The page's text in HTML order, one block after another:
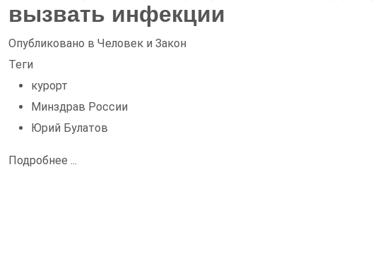
вызвать инфекции
Опубликовано в Человек и Закон
Теги
курорт
Минздрав России
Юрий Булатов
Подробнее ...